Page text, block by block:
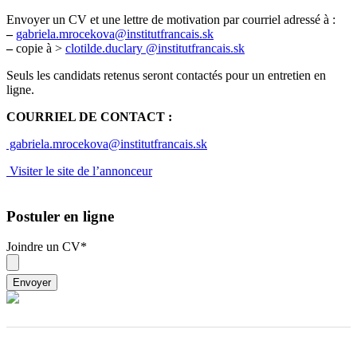
Envoyer un CV et une lettre de motivation par courriel adressé à :
– gabriela.mrocekova@institutfrancais.sk
–copie à > clotilde.duclary @institutfrancais.sk
Seuls les candidats retenus seront contactés pour un entretien en
ligne.
COURRIEL DE CONTACT :
gabriela.mrocekova@institutfrancais.sk
Visiter le site de l’annonceur
Postuler en ligne
Joindre un CV*
Envoyer